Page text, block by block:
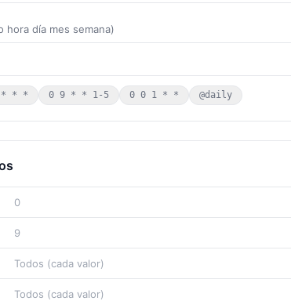
hora día mes semana)
* * 0 9 * * 1-5 0 0 1 * * @daily
0
9
Todos (cada valor)
Todos (cada valor)